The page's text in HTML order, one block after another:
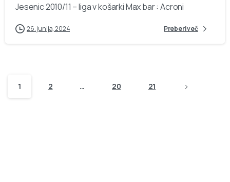
Jesenic 2010/11 – liga v košarki Max bar : Acroni
26. junija, 2024 Preberi več
1 2 … 20 21